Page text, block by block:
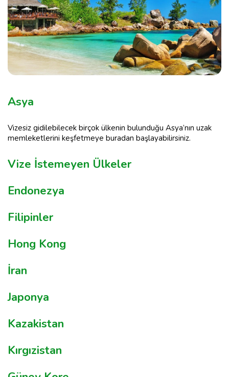
Asya
Vizesiz gidilebilecek birçok ülkenin bulunduğu Asya’nın uzak
memleketlerini keşfetmeye buradan başlayabilirsiniz.
Vize İstemeyen Ülkeler
Endonezya
Filipinler
Hong Kong
İran
Japonya
Kazakistan
Kırgızistan